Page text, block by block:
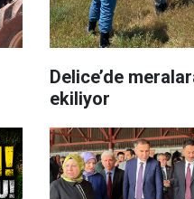
Delice’de
ekiliyor